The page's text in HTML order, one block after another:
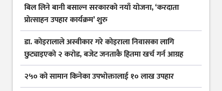
बिल लिने बानी बसाल्न सरकारको नयाँ योजना, ‘करदाता
प्रोत्साहन उपहार कार्यक्रम’ शुरु
डा. कोइरालाले अस्वीकार गरे कोइराला निवासका लागि
छुट्याइएको २ करोड, बजेट जनताकै हितमा खर्च गर्न आग्रह
२५० को सामान किनेका उपभोक्तालाई १० लाख उपहार